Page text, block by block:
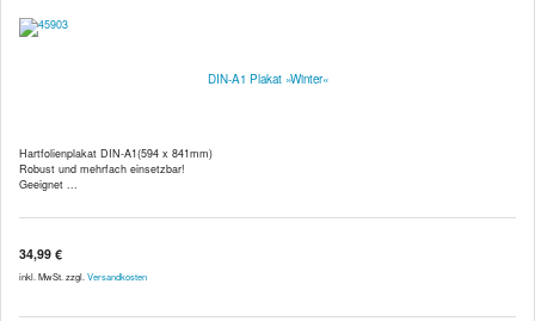
DIN-A1 Plakat »Winter«
Hartfolienplakat DIN-A1(594 x 841mm)
Robust und mehrfach einsetzbar!
Geeignet ...
34,99 €
inkl. MwSt. zzgl. Versandkosten